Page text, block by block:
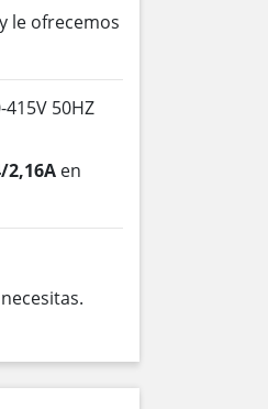
le ofrecemos
50HZ
2,16A en